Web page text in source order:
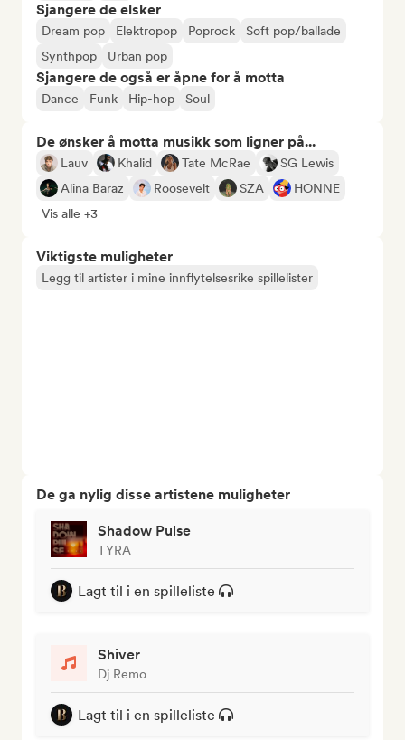
Sjangere de elsker
Dream pop Elektropop Poprock
Soft pop/ballade
Synthpop
Urban pop
Sjangere de også er åpne for å motta
Dance Funk Hip-hop Soul
De ønsker å motta musikk som ligner på...
Lauv Khalid Tate McRae
SG Lewis
Alina Baraz
Roosevelt SZA
HONNE
Vis alle +3
Viktigste muligheter
Legg til artister i mine innflytelsesrike spillelister
De ga nylig disse artistene muligheter
Shadow Pulse
TYRA
Lagt til i en spilleliste
Shiver
Dj Remo
Lagt til i en spilleliste